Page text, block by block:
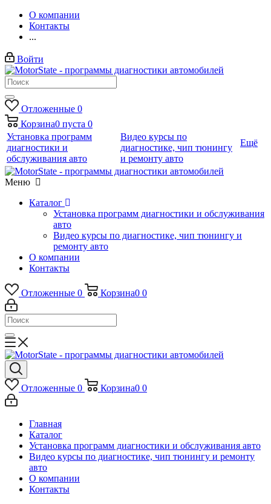
О компании
Контакты
...
Войти
Отложенные 0
Корзина0 пуста 0
Установка программ
диагностики и
обслуживания авто
Видео курсы по
диагностике, чип тюнингу
и ремонту авто
Ещё
Меню
Каталог
Установка программ диагностики и обслуживания
авто
Видео курсы по диагностике, чип тюнингу и
ремонту авто
О компании
Контакты
Отложенные 0 Корзина0 0
Отложенные 0 Корзина0 0
Главная
Каталог
Установка программ диагностики и обслуживания авто
Видео курсы по диагностике, чип тюнингу и ремонту
авто
О компании
Контакты